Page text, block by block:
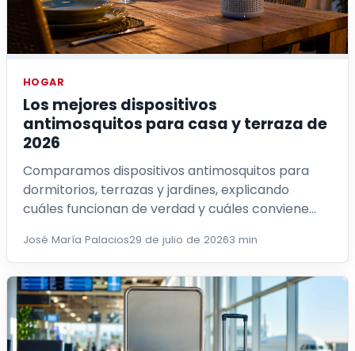
HOGAR
Los mejores dispositivos
antimosquitos para casa y terraza de
2026
Comparamos dispositivos antimosquitos para
dormitorios, terrazas y jardines, explicando
cuáles funcionan de verdad y cuáles conviene
José María Palacios29 de julio de 20263 min